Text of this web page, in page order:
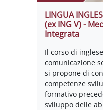
LINGUA
(ex ING V) -
Integrata
Il corso di
comunicazione
si propone di
competenze
formativo
sviluppo delle